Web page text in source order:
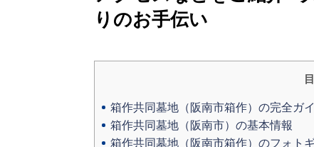
りのお手伝い
箱作共同墓地（阪南市箱作）の完全ガ
箱作共同墓地（阪南市）の基本情報
箱作共同墓地（阪南市箱作）のフォト